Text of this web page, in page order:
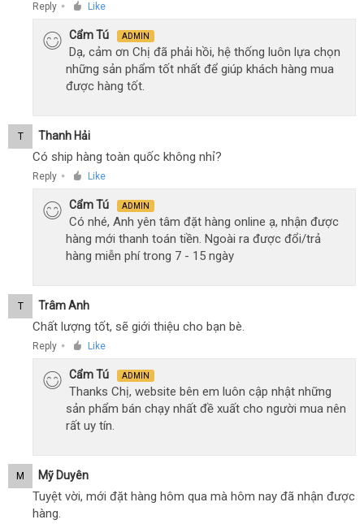
Reply ● Like
Cẩm Tú ADMIN
Dạ, cảm ơn Chị đã phải hồi, hệ thống luôn lựa chọn
những sản phẩm tốt nhất để giúp khách hàng mua
được hàng tốt.
T Thanh Hải
Có ship hàng toàn quốc không nhỉ?
Reply ● Like
Cẩm Tú ADMIN
Có nhé, Anh yên tâm đặt hàng online ạ, nhận được
hàng mới thanh toán tiền. Ngoài ra được đổi/trả
hàng miễn phí trong 7 - 15 ngày
T Trâm Anh
Chất lượng tốt, sẽ giới thiệu cho bạn bè.
Reply ● Like
Cẩm Tú ADMIN
Thanks Chị, website bên em luôn cập nhật những
sản phẩm bán chạy nhất đề xuất cho người mua nên
rất uy tín.
M Mỹ Duyên
Tuyệt vời, mới đặt hàng hôm qua mà hôm nay đã nhận được
hàng.